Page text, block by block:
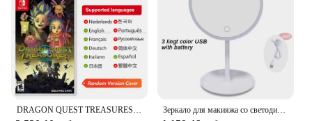
DRAGON QUEST TREASURES Nintendo Switch игры 100% оригинальная карточка для физических игр, ролевой экшн-жанр для Switch OLED Lite Зеркало для макияжа со светодиодной подсветкой, 3 режима